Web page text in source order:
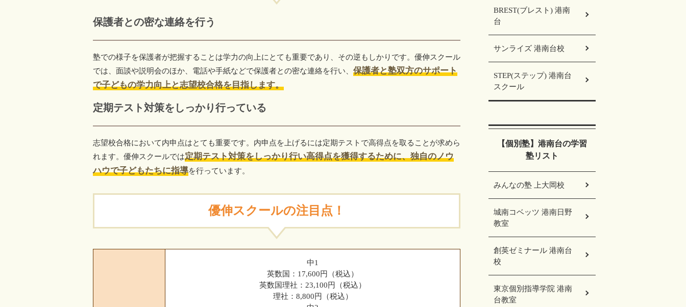
保護者との密な連絡を行う
塾での様子を保護者が把握することは学力の向上にとても重要であり、その逆もしかりです。優伸スクール
では、面談や説明会のほか、電話や手紙などで保護者との密な連絡を行い、 保護者と塾双方のサポート
で子どもの学力向上と志望校合格を目指します。
定期テスト対策をしっかり行っている
志望校合格において内申点はとても重要です。内申点を上げるには定期テストで高得点を取ることが求めら
れます。優伸スクールでは定期テスト対策をしっかり行い高得点を獲得するために、独自のノウ
ハウで子どもたちに指導を行っています。
優伸スクールの注目点！
中1
英数国：17,600円（税込）
英数国理社：23,100円（税込）
理社：8,800円（税込）
BREST(ブレスト) 港南
台
サンライズ 港南台校
STEP(ステップ) 港南台
スクール
【個別塾】港南台の学習
塾リスト
みんなの塾 上大岡校
城南コベッツ 港南日野
教室
創英ゼミナール 港南台
校
東京個別指導学院 港南
台教室